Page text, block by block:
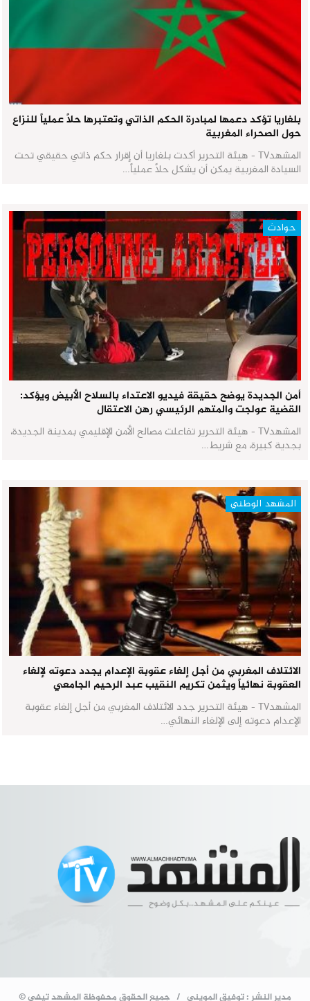
بلغاريا تؤكد دعمها لمبادرة الحكم الذاتي وتعتبرها حلاً عملياً للنزاع
حول الصحراء المغربية
المشهدTV - هيئة التحرير أكدت بلغاريا أن إقرار حكم ذاتي حقيقي تحت
السيادة المغربية يمكن أن يشكل حلاً عملياً…
حوادث
أمن الجديدة يوضح حقيقة فيديو الاعتداء بالسلاح الأبيض ويؤكد:
القضية عولجت والمتهم الرئيسي رهن الاعتقال
المشهدTV - هيئة التحرير تفاعلت مصالح الأمن الإقليمي بمدينة الجديدة،
بجدية كبيرة، مع شريط…
المشهد الوطني
الائتلاف المغربي من أجل إلغاء عقوبة الإعدام يجدد دعوته لإلغاء
العقوبة نهائياً ويثمن تكريم النقيب عبد الرحيم الجامعي
المشهدTV - هيئة التحرير جدد الائتلاف المغربي من أجل إلغاء عقوبة
الإعدام دعوته إلى الإلغاء النهائي…
مدير النشر : توفيق المويني / جميع الحقوق محفوظة المشهد تيفي ©